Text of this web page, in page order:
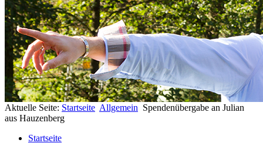
Aktuelle Seite: Startseite Allgemein Spendenübergabe an Julian
aus Hauzenberg
Startseite